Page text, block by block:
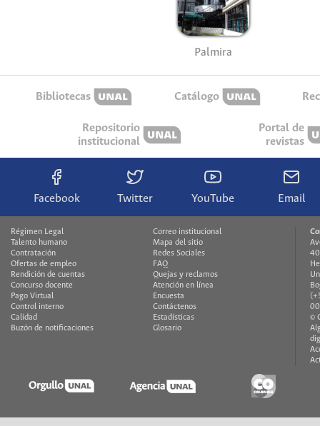
Palmira
Bibliotecas Catálogo
Repositorio
institucional
Portal de
revistas
Facebook Twitter YouTube Email
Régimen Legal
Talento humano
Contratación
Ofertas de empleo
Rendición de cuentas
Concurso docente
Pago Virtual
Control interno
Calidad
Buzón de notificaciones
Correo institucional
Mapa del sitio
Redes Sociales
FAQ
Quejas y reclamos
Atención en línea
Encuesta
Contáctenos
Estadísticas
Glosario
©